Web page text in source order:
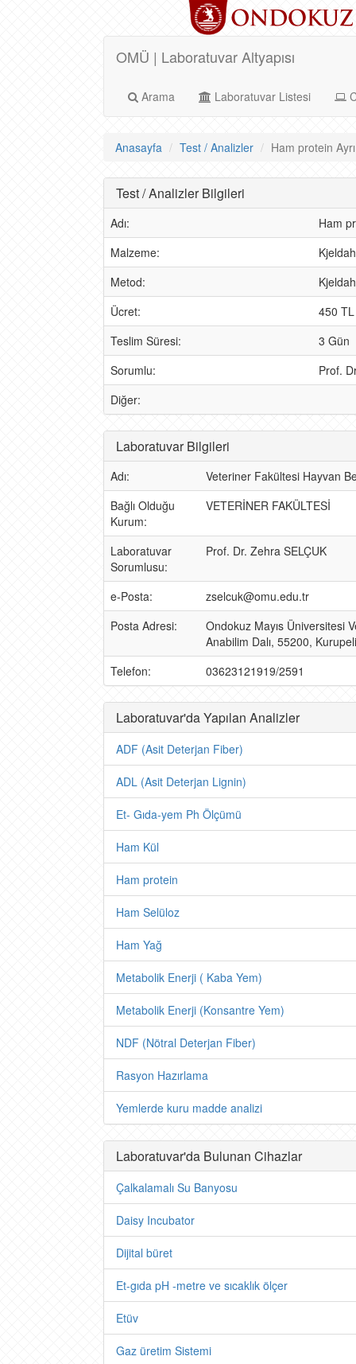
OMÜ | Laboratuvar Altyapısı
Arama Laboratuvar Listesi
Anasayfa Test / Analizler Ham protein
Test / Analizler Bilgileri
Adı:
Ham
Malzeme:
Metod:
Ücret:
450 TL
Teslim Süresi:
3 Gün
Sorumlu:
Prof.
Diğer:
Laboratuvar Bilgileri
Adı:
Veteriner Fakültesi Hayvan
Bağlı Olduğu
Kurum:
VETERİNER FAKÜLTESİ
Laboratuvar
Sorumlusu:
Prof. Dr. Zehra SELÇUK
e-Posta:
zselcuk@omu.edu.tr
Posta Adresi:
Ondokuz Mayıs Üniversitesi
Anabilim Dalı, 55200,
Telefon:
03623121919/2591
Laboratuvar'da Yapılan Analizler
ADF (Asit Deterjan Fiber)
ADL (Asit Deterjan Lignin)
Et- Gıda-yem Ph Ölçümü
Ham Kül
Ham protein
Ham Selüloz
Ham Yağ
Metabolik Enerji ( Kaba Yem)
Metabolik Enerji (Konsantre Yem)
NDF (Nötral Deterjan Fiber)
Rasyon Hazırlama
Yemlerde kuru madde analizi
Laboratuvar'da Bulunan Cihazlar
Çalkalamalı Su Banyosu
Daisy Incubator
Dijital büret
Et-gıda pH -metre ve sıcaklık ölçer
Etüv
Gaz üretim Sistemi